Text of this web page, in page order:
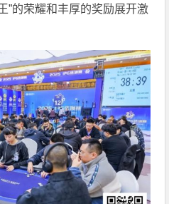
”的荣耀和丰厚的奖励展开激